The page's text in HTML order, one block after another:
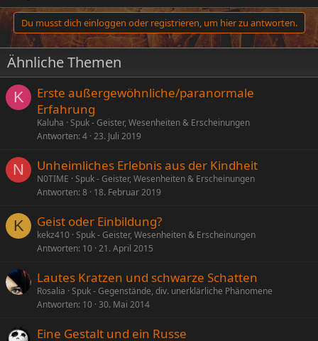
Du musst dich einloggen oder registrieren, um hier zu antworten.
Ähnliche Themen
K
Erste außergewöhnliche/paranormale
Erfahrung
Kaluha Spuk - Geister, Wesenheiten & Erscheinungen
Antworten 4 23. Juli 2019
N Unheimliches Erlebnis aus der Kindheit
N0TIME Spuk - Geister, Wesenheiten & Erscheinungen
Antworten 8 18. Februar 2019
K Geist oder Einbildung?
kekz410 Spuk - Geister, Wesenheiten & Erscheinungen
Antworten 10 21. April 2015
Lautes Kratzen und schwarze Schatten
Rosalia Spuk - Gegenstände, div. unerklärliche Phänomene
Antworten 10 30. Mai 2014
Eine Gestalt und ein Russe